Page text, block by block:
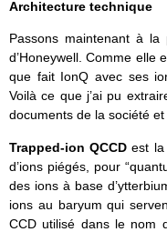
Architecture technique
Passons maintenant à
d’Honeywell. Comme elle
que fait IonQ avec ses
Voilà ce que j’ai pu
documents de la société
Trapped-ion QCCD est la
d’ions piégés, pour
des ions à base
ions au baryum qui
CCD utilisé dans le nom